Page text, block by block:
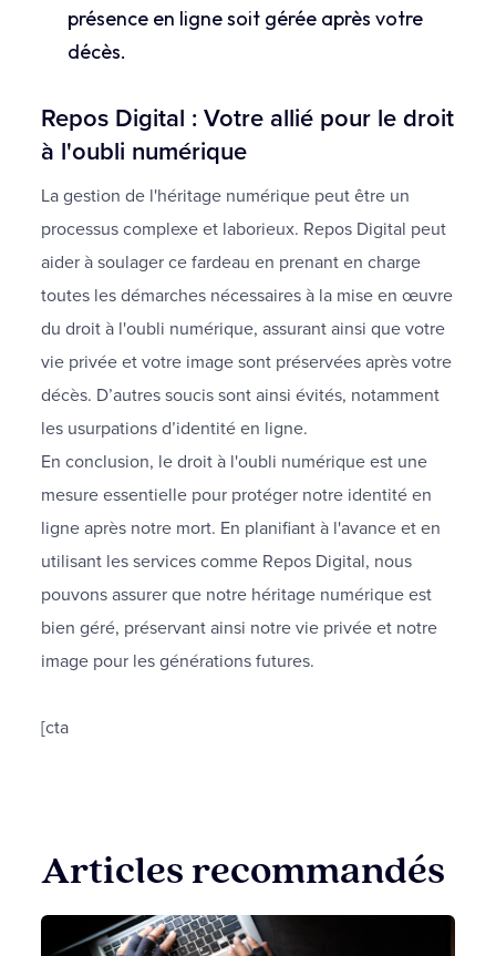
présence en ligne soit gérée après votre
décès.
Repos Digital : Votre allié pour le droit
à l'oubli numérique
La gestion de l'héritage numérique peut être un
processus complexe et laborieux. Repos Digital peut
aider à soulager ce fardeau en prenant en charge
toutes les démarches nécessaires à la mise en œuvre
du droit à l'oubli numérique, assurant ainsi que votre
vie privée et votre image sont préservées après votre
décès. D’autres soucis sont ainsi évités, notamment
les usurpations d’identité en ligne.
En conclusion, le droit à l'oubli numérique est une
mesure essentielle pour protéger notre identité en
ligne après notre mort. En planifiant à l'avance et en
utilisant les services comme Repos Digital, nous
pouvons assurer que notre héritage numérique est
bien géré, préservant ainsi notre vie privée et notre
image pour les générations futures.
[cta
Articles recommandés